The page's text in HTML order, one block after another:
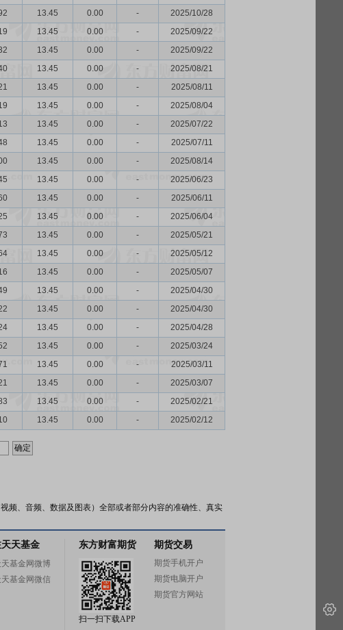
13.45 0.00 -
2025/10/28
13.45 0.00 -
2025/09/22
13.45 0.00 -
2025/09/22
13.45 0.00 -
2025/08/21
13.45 0.00 -
2025/08/11
13.45 0.00 -
2025/08/04
13.45 0.00 -
2025/07/22
13.45 0.00 -
2025/07/11
13.45 0.00 -
2025/08/14
13.45 0.00 -
2025/06/23
13.45 0.00 -
2025/06/11
13.45 0.00 -
2025/06/04
13.45 0.00 -
2025/05/21
13.45 0.00 -
2025/05/12
13.45 0.00 -
2025/05/07
13.45 0.00 -
2025/04/30
13.45 0.00 -
2025/04/30
13.45 0.00 -
2025/04/28
13.45 0.00 -
2025/03/24
13.45 0.00 -
2025/03/11
13.45 0.00 -
2025/03/07
13.45 0.00 -
2025/02/21
13.45 0.00 - 2025/02/12
频、音频、数据及图表）全部或者部分内容的准确性、真实
天基金
天基金网微博
天基金网微信
东方财富期货
扫一扫下载APP
期货交易
期货手机开户
期货电脑开户
期货官方网站